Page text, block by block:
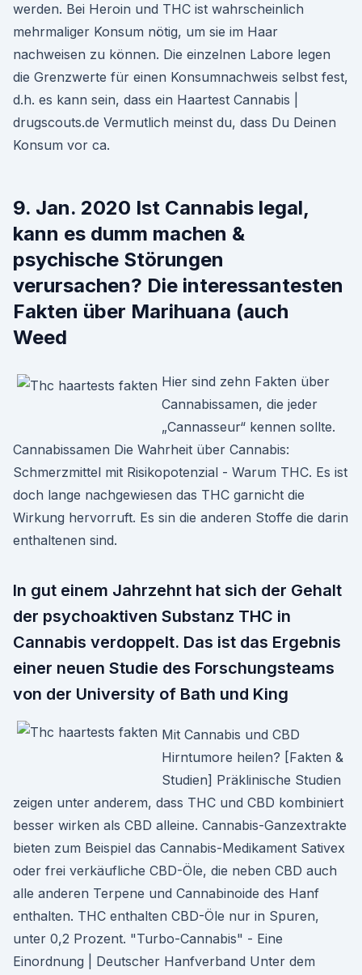
werden. Bei Heroin und THC ist wahrscheinlich
mehrmaliger Konsum nötig, um sie im Haar
nachweisen zu können. Die einzelnen Labore legen
die Grenzwerte für einen Konsumnachweis selbst fest,
d.h. es kann sein, dass ein Haartest Cannabis |
drugscouts.de Vermutlich meinst du, dass Du Deinen
Konsum vor ca.
9. Jan. 2020 Ist Cannabis legal,
kann es dumm machen &
psychische Störungen
verursachen? Die interessantesten
Fakten über Marihuana (auch
Weed
Hier sind zehn Fakten über
Cannabissamen, die jeder
„Cannasseur“ kennen sollte.
Cannabissamen Die Wahrheit über Cannabis:
Schmerzmittel mit Risikopotenzial - Warum THC. Es ist
doch lange nachgewiesen das THC garnicht die
Wirkung hervorruft. Es sin die anderen Stoffe die darin
enthaltenen sind.
In gut einem Jahrzehnt hat sich der Gehalt
der psychoaktiven Substanz THC in
Cannabis verdoppelt. Das ist das Ergebnis
einer neuen Studie des Forschungsteams
von der University of Bath und King
Mit Cannabis und CBD
Hirntumore heilen? [Fakten &
Studien] Präklinische Studien
zeigen unter anderem, dass THC und CBD kombiniert
besser wirken als CBD alleine. Cannabis-Ganzextrakte
bieten zum Beispiel das Cannabis-Medikament Sativex
oder frei verkäufliche CBD-Öle, die neben CBD auch
alle anderen Terpene und Cannabinoide des Hanf
enthalten. THC enthalten CBD-Öle nur in Spuren,
unter 0,2 Prozent. "Turbo-Cannabis" - Eine
Einordnung | Deutscher Hanfverband Unter dem